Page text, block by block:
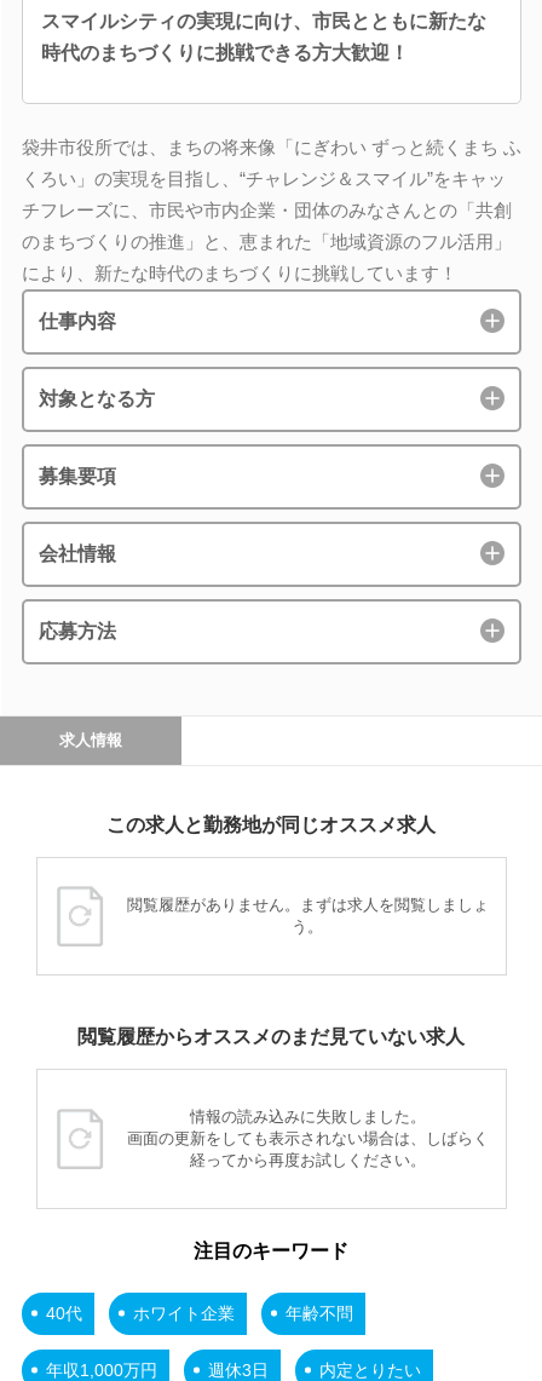
スマイルシティの実現に向け、市民とともに新たな
時代のまちづくりに挑戦できる方大歓迎！
袋井市役所では、まちの将来像「にぎわい ずっと続くまち ふ
くろい」の実現を目指し、“チャレンジ＆スマイル”をキャッ
チフレーズに、市民や市内企業・団体のみなさんとの「共創
のまちづくりの推進」と、恵まれた「地域資源のフル活用」
により、新たな時代のまちづくりに挑戦しています！
仕事内容
対象となる方
募集要項
会社情報
応募方法
求人情報
この求人と勤務地が同じオススメ求人
閲覧履歴がありません。まずは求人を閲覧しましょ
う。
閲覧履歴からオススメのまだ見ていない求人
情報の読み込みに失敗しました。
画面の更新をしても表示されない場合は、しばらく
経ってから再度お試しください。
注目のキーワード
40代 ホワイト企業 年齢不問
年収1,000万円 週休3日 内定とりたい